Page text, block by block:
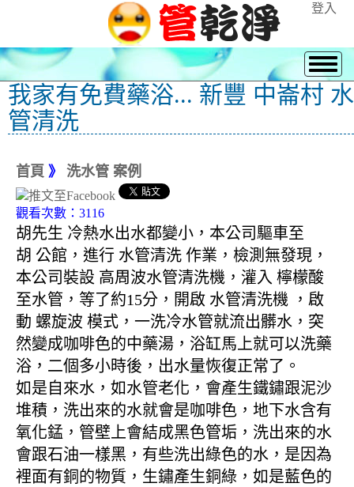
登入
我家有免費藥浴... 新豐 中崙村 水
管清洗
首頁 》 洗水管 案例
觀看次數：3116
胡先生 冷熱水出水都變小，本公司驅車至
胡 公館，進行 水管清洗 作業，檢測無發現，
本公司裝設 高周波水管清洗機，灌入 檸檬酸
至水管，等了約15分，開啟 水管清洗機 ，啟
動 螺旋波 模式，一洗冷水管就流出髒水，突
然變成咖啡色的中藥湯，浴缸馬上就可以洗藥
浴，二個多小時後，出水量恢復正常了。
如是自來水，如水管老化，會產生鐵鏽跟泥沙
堆積，洗出來的水就會是咖啡色，地下水含有
氧化錳，管壁上會結成黑色管垢，洗出來的水
會跟石油一樣黑，有些洗出綠色的水，是因為
裡面有銅的物質，生鏽產生銅綠，如是藍色的